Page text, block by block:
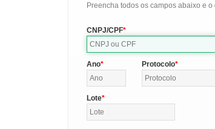
Preencha todos os campos abaixo e
CNPJ/CPF
Ano Protocolo
Lote